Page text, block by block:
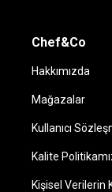
Chef&Co
Hakkımızda
Mağazalar
Kullanıcı
Kalite
Kişisel Verilerin